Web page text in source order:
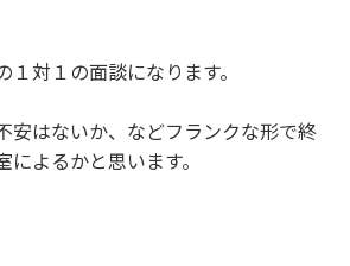
対１の面談になります。
安はないか、などフランクな形で終
よるかと思います。